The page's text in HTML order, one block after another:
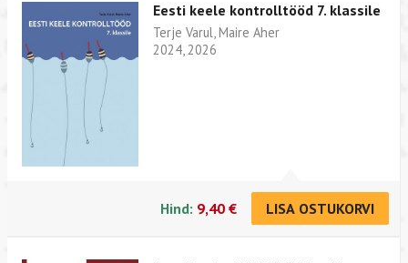
Eesti keele kontrolltööd 7. klassile
Terje Varul, Maire Aher
2024, 2026
Hind: 9,40 € LISA OSTUKORVI